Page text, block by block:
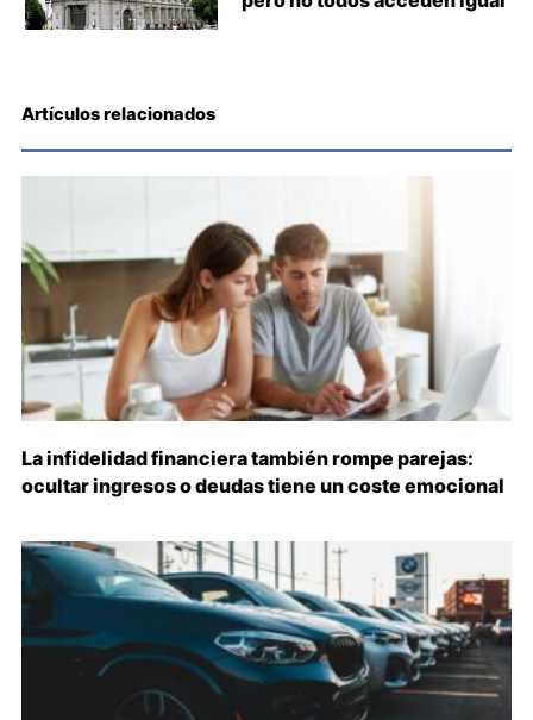
Artículos relacionados
La infidelidad financiera también rompe parejas:
ocultar ingresos o deudas tiene un coste emocional